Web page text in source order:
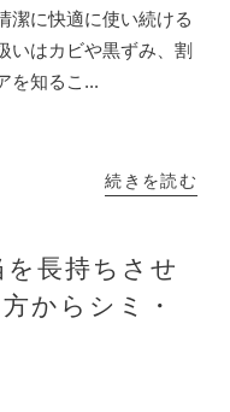
潔に快適に使い続ける
いはカビや黒ずみ、割
を知るこ...
続きを読む
長持ちさせ
からシミ・